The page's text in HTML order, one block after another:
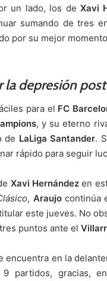
un lado, los de Xavi
sumando de tres
por su mejor
la depresión
para el FC
, y su eterno
de LaLiga Santander.
rápido para seguir
Xavi Hernándezen
, Araujocontinúa
este jueves. No
puntos ante el
encuentra en la
partidos, gracias,